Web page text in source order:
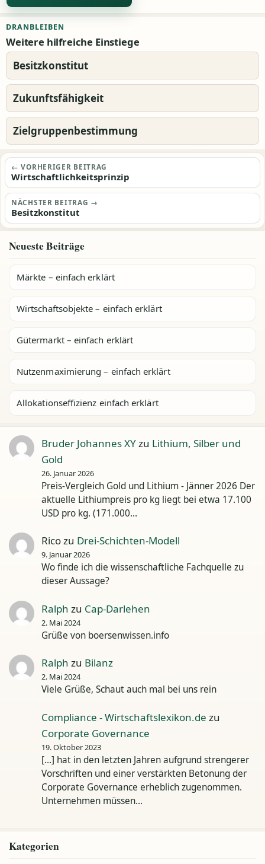
DRANBLEIBEN
Weitere hilfreiche Einstiege
Besitzkonstitut
Zukunftsfähigkeit
Zielgruppenbestimmung
Beitragsnavigation
← VORHERIGER BEITRAG
Wirtschaftlichkeitsprinzip
NÄCHSTER BEITRAG →
Besitzkonstitut
Neueste Beiträge
Märkte – einfach erklärt
Wirtschaftsobjekte – einfach erklärt
Gütermarkt – einfach erklärt
Nutzenmaximierung – einfach erklärt
Allokationseffizienz einfach erklärt
Bruder Johannes XYzu Lithium, Silber und
Gold
26. Januar 2026
Preis-Vergleich Gold und Lithium - Jänner 2026 Der
aktuelle Lithiumpreis pro kg liegt bei etwa 17.100
USD pro kg. (171.000…
Ricozu Drei-Schichten-Modell
9. Januar 2026
Wo finde ich die wissenschaftliche Fachquelle zu
dieser Aussage?
Ralph zu Cap-Darlehen
2. Mai 2024
Grüße von boersenwissen.info
Ralph zu Bilanz
2. Mai 2024
Viele Grüße, Schaut auch mal bei uns rein
Compliance - Wirtschaftslexikon.de zu
Corporate Governance
19. Oktober 2023
[…] hat in den letzten Jahren aufgrund strengerer
Vorschriften und einer verstärkten Betonung der
Corporate Governance erheblich zugenommen.
Unternehmen müssen…
Kategorien